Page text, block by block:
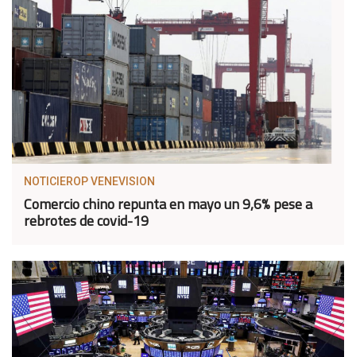
NOTICIEROP VENEVISION
Comercio chino repunta en mayo un 9,6% pese a
rebrotes de covid-19